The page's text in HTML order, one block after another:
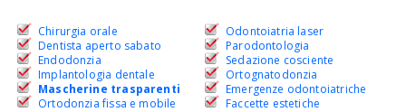
Chirurgia orale
Dentista aperto sabato
Endodonzia
Implantologia dentale
Mascherine trasparenti
Ortodonzia fissa e mobile
Odontoiatria laser
Parodontologia
Sedazione cosciente
Ortognatodonzia
Emergenze odontoiatriche
Faccette estetiche